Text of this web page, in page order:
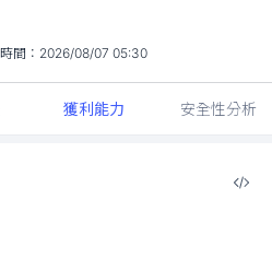
間： 2026/08/07 05:30
獲利能力 安全性分析